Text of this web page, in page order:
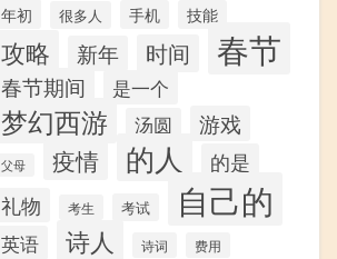
年初 很多人 手机 技能
攻略 新年 时间 春节
春节期间 是一个
梦幻西游 汤圆 游戏
父母 疫情 的人 的是
礼物 考生 考试 自己的
英语 诗人 诗词 费用